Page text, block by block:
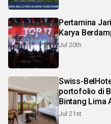
Pertamina
Karya
Jul 20th
Swiss-
portofolio di
Bintang Lima
Jul 21st